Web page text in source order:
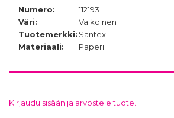
Numero:
112193
Väri:
Valkoinen
Tuotemerkki: Santex
Materiaali:
Paperi
Kirjaudu sisään ja arvostele tuote.